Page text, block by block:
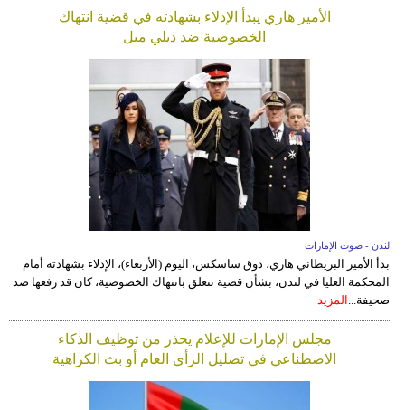
الأمير هاري يبدأ الإدلاء بشهادته في قضية انتهاك
الخصوصية ضد ديلي ميل
لندن - صوت الإمارات
بدأ الأمير البريطاني هاري، دوق ساسكس، اليوم (الأربعاء)، الإدلاء بشهادته أمام
المحكمة العليا في لندن، بشأن قضية تتعلق بانتهاك الخصوصية، كان قد رفعها ضد
صحيفة... المزيد
مجلس الإمارات للإعلام يحذر من توظيف الذكاء
الاصطناعي في تضليل الرأي العام أو بث الكراهية